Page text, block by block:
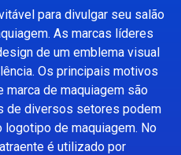
para divulgar seu salão
As marcas líderes
de um emblema visual
Os principais motivos
de maquiagem são
de diversos setores podem
de maquiagem. No
é utilizado por